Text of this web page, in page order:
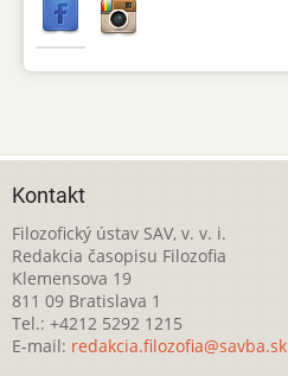
Kontakt
Filozofický ústav SAV, v. v. i.
Redakcia časopisu Filozofia
Klemensova 19
811 09 Bratislava 1
Tel.: +4212 5292 1215
E-mail: redakcia.filozofia@savba.sk